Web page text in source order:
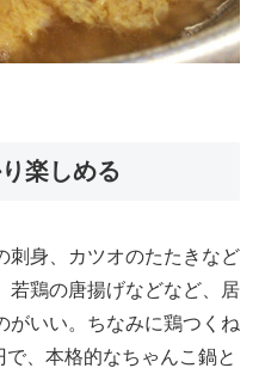
楽しめる
刺身、カツオのたたきなど
若鶏の唐揚げなどなど、居
がいい。ちなみに鶏つくね
、本格的なちゃんこ鍋と